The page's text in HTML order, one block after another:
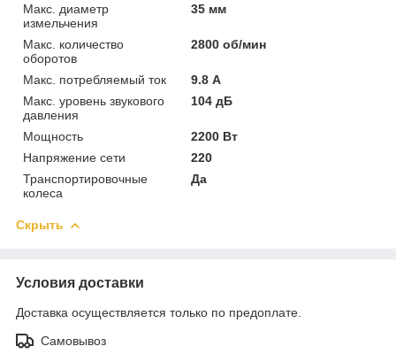
Макс. диаметр
измельчения
35 мм
Макс. количество
оборотов
2800 об/мин
Макс. потребляемый ток
9.8 А
Макс. уровень звукового
давления
104 дБ
Мощность
2200 Вт
Напряжение сети
220
Транспортировочные
колеса
Да
Скрыть
Условия доставки
Доставка осуществляется только по предоплате.
Самовывоз